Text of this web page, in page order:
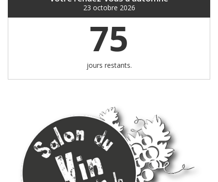
23 octobre 2026
75
jours restants.